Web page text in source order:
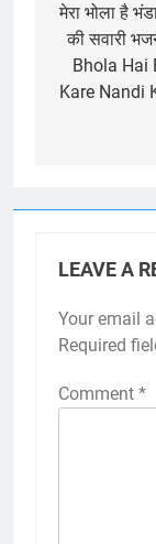
मेरा भोला है
की सवारी
Bhola Hai
Kare Nandi
LEAVE A
Your email
Required
Comment *